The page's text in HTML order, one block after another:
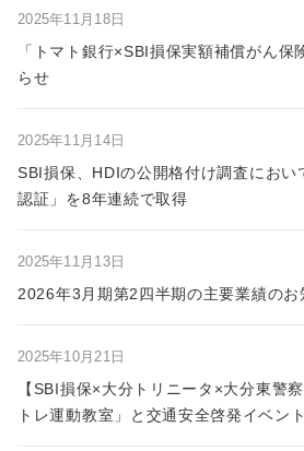
2025年11月18日
「トマト銀行×SBI損保実額補償がん保
らせ
2025年11月14日
SBI損保、HDIの公開格付け調査におい
認証」を8年連続で取得
2025年11月13日
2026年3月期第2四半期の主要業績のお
2025年10月21日
【SBI損保×大分トリニータ×大分東警
トレ運動教室」と交通安全啓発イベン